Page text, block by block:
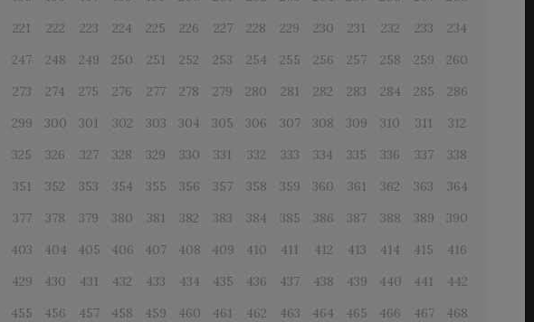
221 222 223 224 225 226 227 228 229 230 231 232 233
234
247 248 249 250 251 252 253 254 255 256 257 258 259
260
273 274 275 276 277 278 279 280 281 282 283 284 285
286
299 300 301 302 303 304 305 306 307 308 309 310 311
312
325 326 327 328 329 330 331 332 333 334 335 336 337
338
351 352 353 354 355 356 357 358 359 360 361 362 363
364
377 378 379 380 381 382 383 384 385 386 387 388 389
390
403 404 405 406 407 408 409 410 411 412 413 414 415
416
429 430 431 432 433 434 435 436 437 438 439 440 441
442
455 456 457 458 459 460 461 462 463 464 465 466 467
468